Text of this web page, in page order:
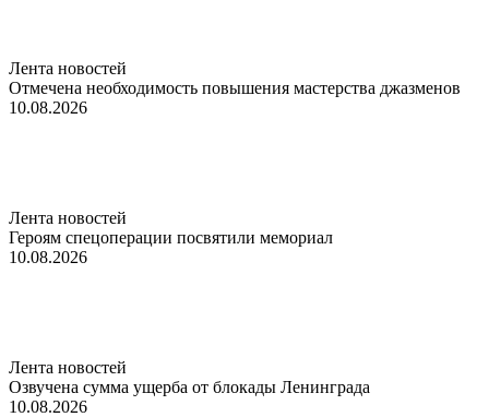
Лента новостей
Отмечена необходимость повышения мастерства джазменов
10.08.2026
Лента новостей
Героям спецоперации посвятили мемориал
10.08.2026
Лента новостей
Озвучена сумма ущерба от блокады Ленинграда
10.08.2026